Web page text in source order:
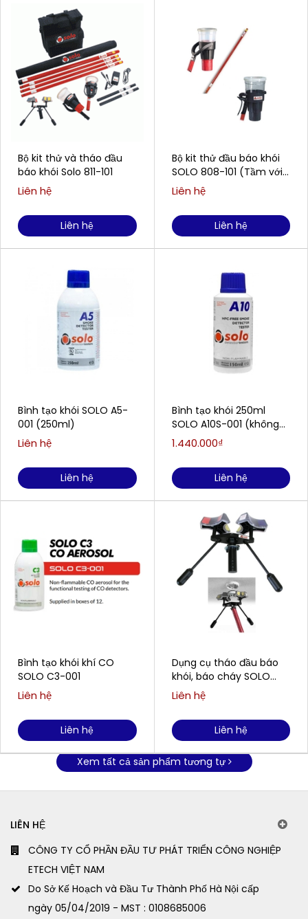
Bộ kit thử và tháo đầu
báo khói Solo 811-101
Liên hệ
Liên hệ
Bình tạo khói SOLO A5-
001 (250ml)
Liên hệ
Liên hệ
Bình tạo khói khí CO
SOLO C3-001
Liên hệ
Liên hệ
Bộ kit thử đầu báo khói
SOLO 808-101 (Tầm với
4m)
Liên hệ
Liên hệ
Bình tạo khói 250ml
SOLO A10S-001 (không
có chất HFC)
1.440.000₫
Liên hệ
Dụng cụ tháo đầu báo
khói, báo cháy SOLO
200-001 (65mm-
110mm)
Liên hệ
Liên hệ
Xem tất cả sản phẩm tương tự
LIÊN HỆ
CÔNG TY CỔ PHẦN ĐẦU TƯ PHÁT TRIỂN CÔNG NGHIỆP
ETECH VIỆT NAM
Do Sở Kế Hoạch và Đầu Tư Thành Phố Hà Nội cấp
ngày 05/04/2019 - MST : 0108685006